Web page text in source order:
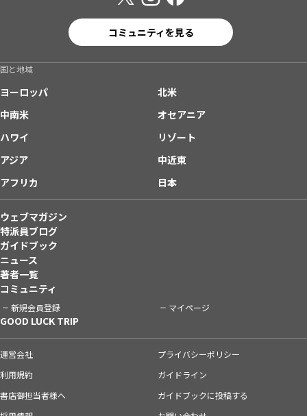
コミュニティを見る
国と地域
ヨーロッパ
北米
中南米
オセアニア
ハワイ
リゾート
アジア
中近東
アフリカ
日本
ウェブマガジン
特派員ブログ
ガイドブック
ニュース
著者一覧
コミュニティ
新規会員登録 マイページ
GOOD LUCK TRIP
運営会社
プライバシーポリシー
利用規約
ガイドライン
書店御担当者様へ
ガイドブックに投稿する